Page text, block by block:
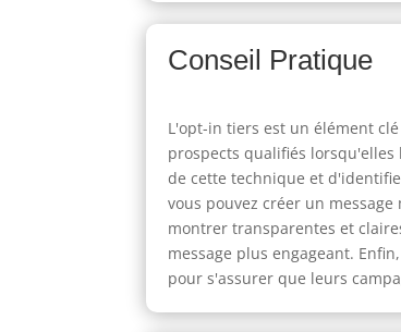
Conseil Pratique
L'opt-in tiers est un élément
prospects qualifiés
de cette technique et
vous pouvez créer un
montrer transparentes et
message plus engageant.
pour s'assurer que leurs